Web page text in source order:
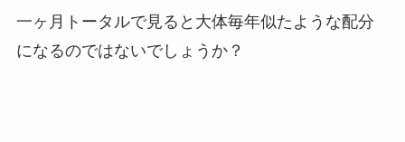
一ヶ月トータルで見ると大体毎年似たような配分
になるのではないでしょうか？